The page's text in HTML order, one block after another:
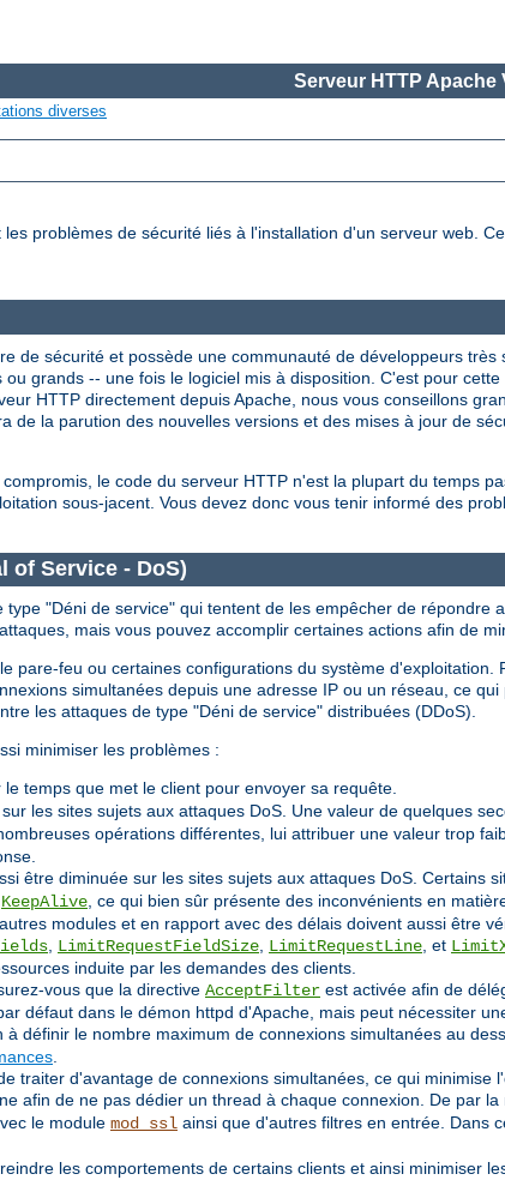
Serveur HTTP Apache
diverses
problèmes de sécurité liés à l'installation d'un serveur web.
de sécurité et possède une communauté de développeurs très
grands -- une fois le logiciel mis à disposition. C'est pour
HTTP directement depuis Apache, nous vous conseillons
de la parution des nouvelles versions et des mises à jour de
le code du serveur HTTP n'est la plupart du temps
sous-jacent. Vous devez donc vous tenir informé des
of Service - DoS)
"Déni de service" qui tentent de les empêcher de répondre
mais vous pouvez accomplir certaines actions afin de
pare-feu ou certaines configurations du système d'exploitation.
simultanées depuis une adresse IP ou un réseau, ce
les attaques de type "Déni de service" distribuées (DDoS).
minimiser les problèmes :
temps que met le client pour envoyer sa requête.
les sites sujets aux attaques DoS. Une valeur de quelques
opérations différentes, lui attribuer une valeur trop
être diminuée sur les sites sujets aux attaques DoS. Certains
KeepAlive , ce qui bien sûr présente des inconvénients en
modules et en rapport avec des délais doivent aussi être
LimitRequestFieldSize LimitRequestLine , et
induite par les demandes des clients.
vous que la directive AcceptFilter est activée afin de
défaut dans le démon httpd d'Apache, mais peut nécessiter
à définir le nombre maximum de connexions simultanées au
traiter d'avantage de connexions simultanées, ce qui minimise
afin de ne pas dédier un thread à chaque connexion. De par
le module mod_ssl ainsi que d'autres filtres en entrée. Dans
les comportements de certains clients et ainsi minimiser